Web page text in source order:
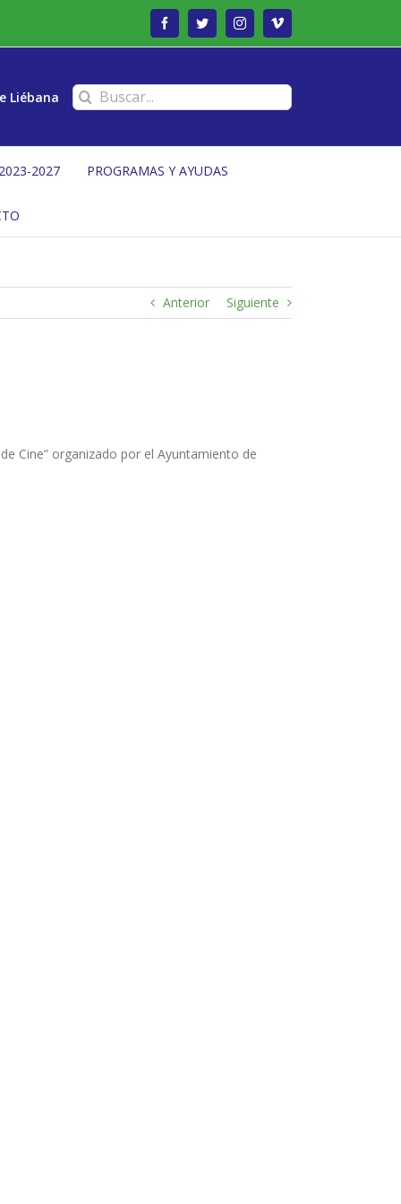
FacebookTwitterInstagramVimeo
Liébana Buscar:
2027 PROGRAMAS Y AYUDAS
Anterior Siguiente
Cine” organizado por el Ayuntamiento de